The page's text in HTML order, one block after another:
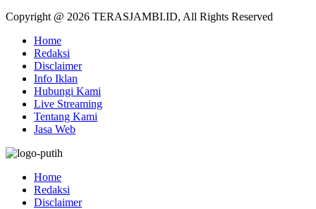
Copyright @ 2026 TERASJAMBI.ID, All Rights Reserved
Home
Redaksi
Disclaimer
Info Iklan
Hubungi Kami
Live Streaming
Tentang Kami
Jasa Web
Home
Redaksi
Disclaimer